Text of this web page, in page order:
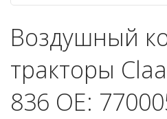
Воздушный
тракторы
836 OE: